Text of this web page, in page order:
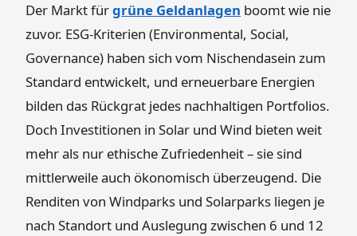
Der Markt fürgrüne Geldanlagen boomt wie nie
zuvor. ESG-Kriterien (Environmental, Social,
Governance) haben sich vom Nischendasein zum
Standard entwickelt, und erneuerbare Energien
bilden das Rückgrat jedes nachhaltigen Portfolios.
Doch Investitionen in Solar und Wind bieten weit
mehr als nur ethische Zufriedenheit – sie sind
mittlerweile auch ökonomisch überzeugend. Die
Renditen von Windparks und Solarparks liegen je
nach Standort und Auslegung zwischen 6 und 12